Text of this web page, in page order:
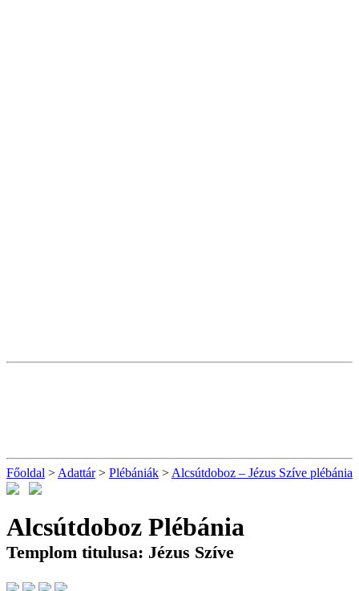
Főoldal > Adattár> Plébániák > Alcsútdoboz – Jézus Szíve plébánia
Alcsútdoboz Plébánia
Templom titulusa: Jézus Szíve